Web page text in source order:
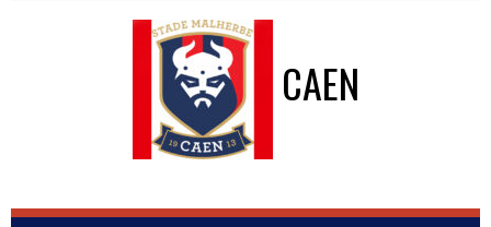
CAEN